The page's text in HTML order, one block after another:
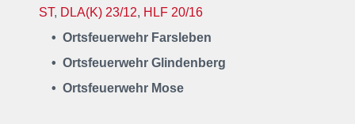
ST, DLA(K) 23/12, HLF 20/16
• Ortsfeuerwehr Farsleben
• Ortsfeuerwehr Glindenberg
• Ortsfeuerwehr Mose